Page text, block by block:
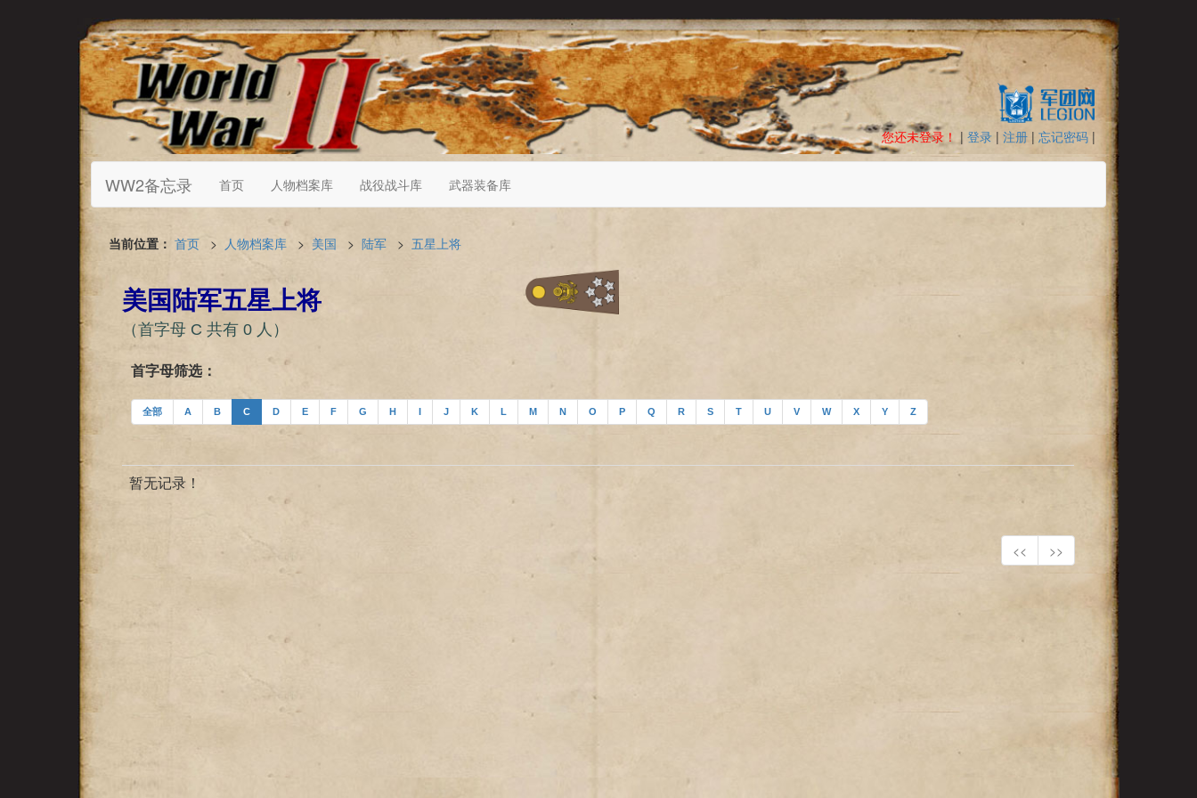
您还未登录！ | 登录 | 注册 | 忘记密码 |
WW2备忘录 首页 人物档案库 战役战斗库 武器装备库
当前位置： 首页 > 人物档案库 > 美国 > 陆军 > 五星上将
美国陆军五星上将
（首字母 C 共有 0 人）
首字母筛选：
全部 A B C D E F G H I J K L M N O P Q R S T U V W X Y Z
暂无记录！
<< >>